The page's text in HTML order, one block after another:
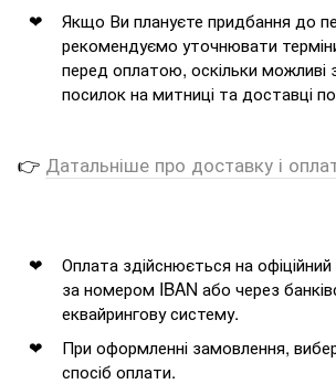
Якщо Ви плануєте придбання до
рекомендуємо уточнювати
перед оплатою, оскільки можливі
посилок на митниці та доставці по
👉 Датальніше про доставку і
Оплата здійснюється на
за номером IBAN або через
еквайрингову систему.
При оформленні замовлення,
спосіб оплати.